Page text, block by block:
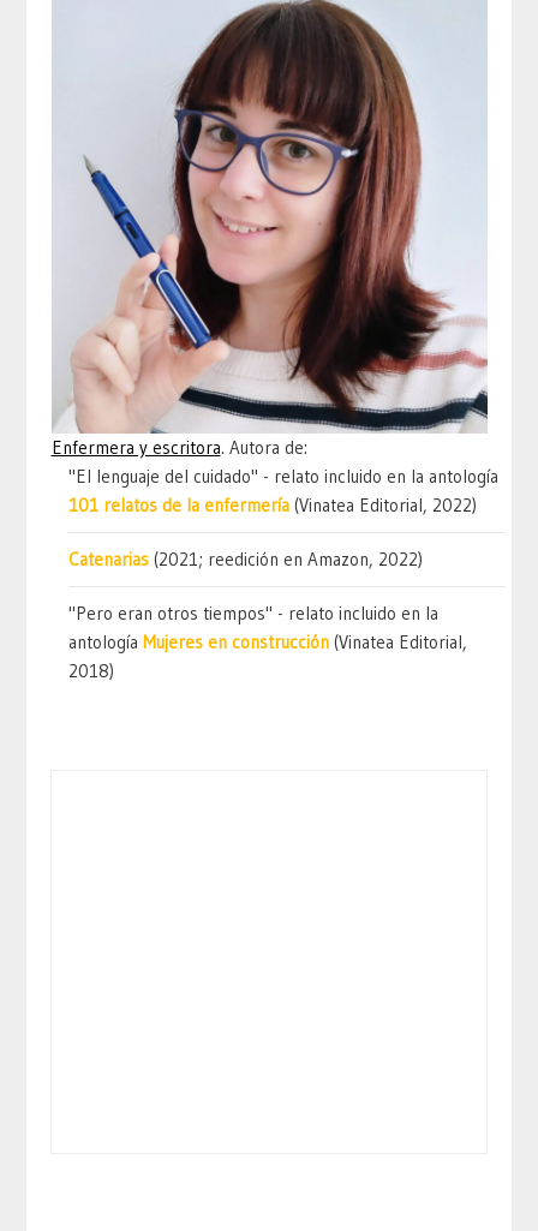
Enfermera y escritora. Autora de:
"El lenguaje del cuidado" - relato incluido en la antología
101 relatos de la enfermería (Vinatea Editorial, 2022)
Catenarias (2021; reedición en Amazon, 2022)
"Pero eran otros tiempos" - relato incluido en la
antologíaMujeres en construcción (Vinatea Editorial,
2018)